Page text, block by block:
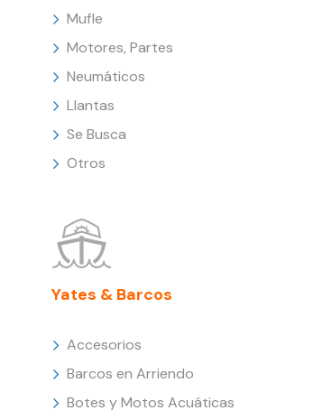
Mufle
Motores, Partes
Neumáticos
Llantas
Se Busca
Otros
Yates & Barcos
Accesorios
Barcos en Arriendo
Botes y Motos Acuáticas